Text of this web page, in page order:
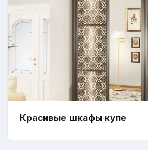
Красивые шкафы купе